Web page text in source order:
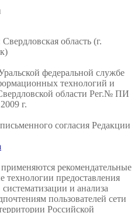
область (г.
федеральной службе
технологий и
области Рег.№ ПИ
г.
согласия Редакции
рекомендательные
предоставления
и анализа
пользователей сети
Российской